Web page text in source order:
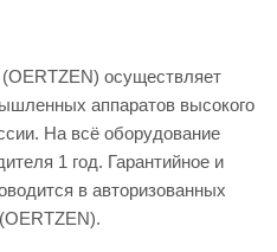
осуществляет
аппаратов высокого
На всё оборудование
1 год. Гарантийное и
в авторизованных